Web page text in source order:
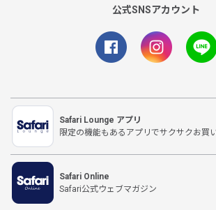
公式SNSアカウント
Safari Lounge アプリ
限定の機能もあるアプリでサクサクお買
Safari Online
Safari公式ウェブマガジン